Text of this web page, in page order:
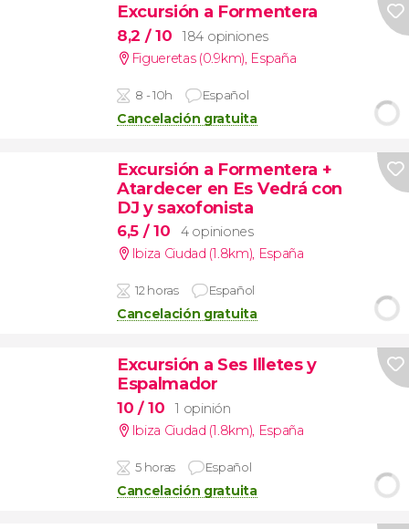
Excursión a Formentera
8,2 / 10
184 opiniones
Figueretas (0.9km), España
8 - 10h Español
Cancelación gratuita
Excursión a Formentera +
Atardecer en Es Vedrá con
DJ y saxofonista
6,5 / 10
4 opiniones
Ibiza Ciudad (1.8km), España
12 horas Español
Cancelación gratuita
Excursión a Ses Illetes y
Espalmador
10 / 10
1 opinión
Ibiza Ciudad (1.8km), España
5 horas Español
Cancelación gratuita